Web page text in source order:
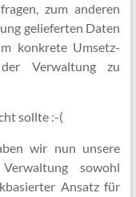
zum anderen
gelieferten Daten
konkrete Umsetz­
Verwaltung zu
sollte :-(
wir nun unsere
sowohl
Ansatz für